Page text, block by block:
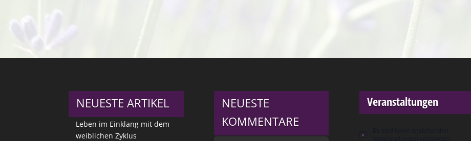
NEUESTE ARTIKEL
Leben im Einklang mit dem
weiblichen Zyklus
NEUESTE
KOMMENTARE
Veranstaltungen
Hinweis